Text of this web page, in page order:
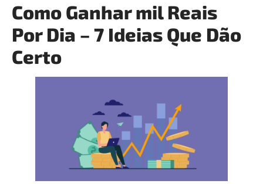
Como Ganhar mil Reais
Por Dia – 7 Ideias Que Dão
Certo